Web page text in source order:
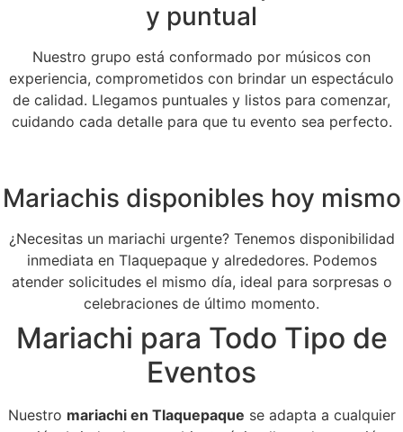
y puntual
Nuestro grupo está conformado por músicos con
experiencia, comprometidos con brindar un espectáculo
de calidad. Llegamos puntuales y listos para comenzar,
cuidando cada detalle para que tu evento sea perfecto.
Mariachis disponibles hoy mismo
¿Necesitas un mariachi urgente? Tenemos disponibilidad
inmediata en Tlaquepaque y alrededores. Podemos
atender solicitudes el mismo día, ideal para sorpresas o
celebraciones de último momento.
Mariachi para Todo Tipo de
Eventos
Nuestro mariachi en Tlaquepaque se adapta a cualquier